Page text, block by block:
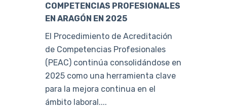
COMPETENCIAS PROFESIONALES
EN ARAGÓN EN 2025
El Procedimiento de Acreditación
de Competencias Profesionales
(PEAC) continúa consolidándose en
2025 como una herramienta clave
para la mejora continua en el
ámbito laboral....